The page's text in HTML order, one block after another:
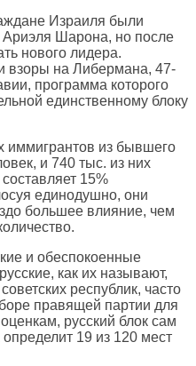
Израиля были
Ариэля Шарона, но после
нового лидера.
взоры на Либермана, 47-
программа которого
единственному блоку
иммигрантов из бывшего
и 740 тыс. из них
15%
единодушно, они
большее влияние, чем
и обеспокоенные
как их называют,
республик, часто
правящей партии для
русский блок сам
19 из 120 мест